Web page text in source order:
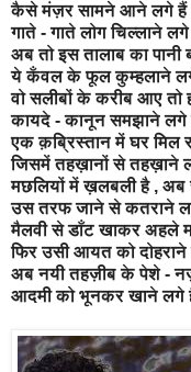
कैसे मंज़र सामने आने लगे हैं
गाते - गाते लोग चिल्लाने
अब तो इस तालाब का पानी
ये कँवल के फूल कुम्हलाने
वो सलीबों के करीब आए तो
कायदे - कानून समझाने लगे
एक क़ब्रिस्तान में घर मिल
जिसमें तहख़ानों से तहख़ाने
मछलियों में ख़लबली है , अब
उस तरफ जाने से कतराने
मैलवी से डाँट खाकर अहले
फिर उसी आयत को
अब नयी तहज़ीब के पेशे -
आदमी को भूनकर खाने लगे